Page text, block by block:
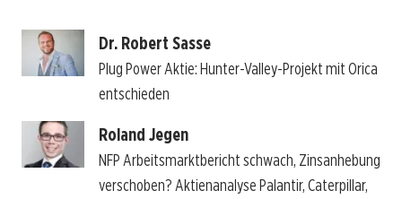
Dr. Robert Sasse
Plug Power Aktie: Hunter-Valley-Projekt mit Orica
entschieden
Roland Jegen
NFP Arbeitsmarktbericht schwach, Zinsanhebung
verschoben? Aktienanalyse Palantir, Caterpillar,